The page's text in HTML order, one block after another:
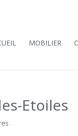
MOBILIER
Etoiles